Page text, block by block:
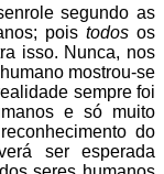
segundo as
pois todosos
isso. Nunca, nos
mostrou-se
sempre foi
e só muito
do
ser esperada